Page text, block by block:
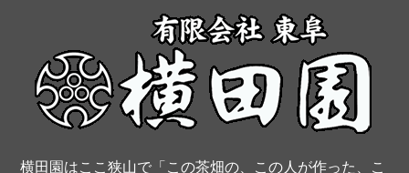
k
t
r
e
横田園はここ狭山で「この茶畑の、この人が作った、こ